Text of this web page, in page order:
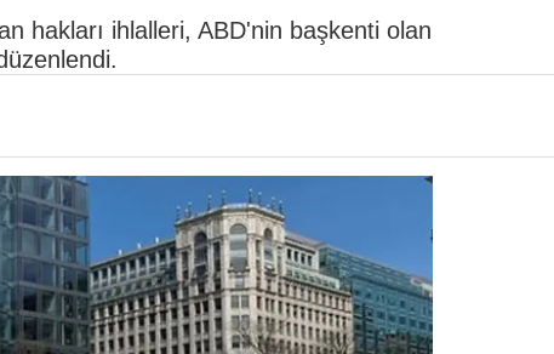
hakları ihlalleri, ABD'nin başkenti olan